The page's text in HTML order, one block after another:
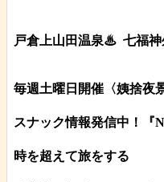
戸倉上山田温泉♨ 七福神
毎週土曜日開催〈姨捨夜
スナック情報発信中！『
時を超えて旅をする